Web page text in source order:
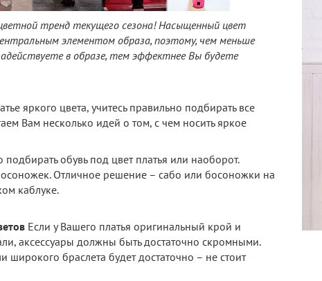
тренд текущего сезона! Насыщенный цвет
элементом образа, поэтому, чем меньше
в образе, тем эффектнее Вы будете
яркого цвета, учитесь правильно подбирать все
Вам несколько идей о том, с чем носить яркое
обувь под цвет платья или наоборот.
Отличное решение – сабо или босоножки на
каблуке.
Если у Вашего платья оригинальный крой и
аксессуары должны быть достаточно скромными.
широкого браслета будет достаточно – не стоит